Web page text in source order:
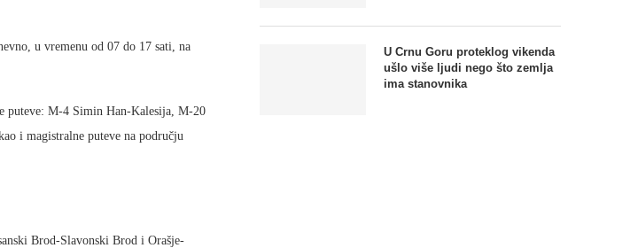
u vremenu od 07 do 17 sati, na
puteve: M-4 Simin Han-Kalesija, M-20
i magistralne puteve na području
Brod-Slavonski Brod i Orašje-
U Crnu Goru proteklog vikenda
ušlo više ljudi nego što zemlja
ima stanovnika